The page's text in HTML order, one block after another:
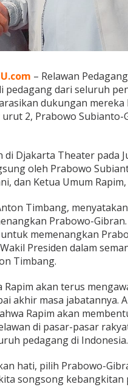
– Relawan
pedagang dari seluruh
dukungan mereka
2, Prabowo Subianto-
di Djakarta Theater pada
oleh Prabowo
dan Ketua Umum
Timbang,
Prabowo-Gibran.
memenangkan
Presiden dalam
Timbang.
Rapim akan terus
akhir masa jabatannya.
Rapim akan
di pasar-pasar
pedagang di Indonesia.
hati, pilih Prabowo-
songsong kebangkitan